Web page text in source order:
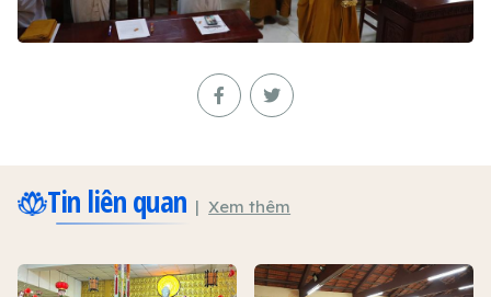
Tin liên quan Xem thêm